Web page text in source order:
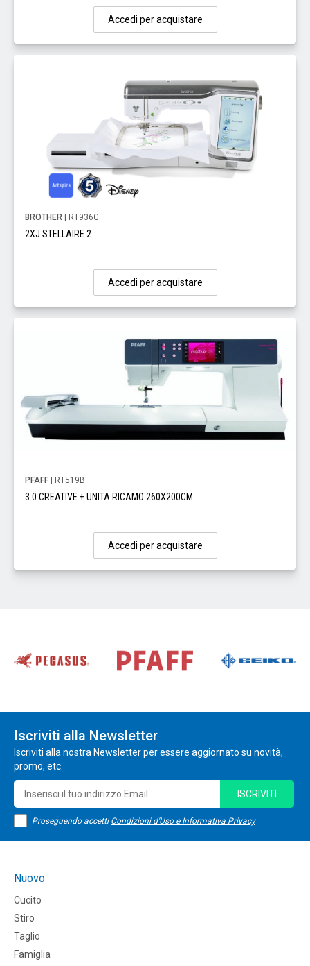
Accedi per acquistare
BROTHER | RT936G
2XJ STELLAIRE 2
Accedi per acquistare
PFAFF | RT519B
3.0 CREATIVE + UNITA RICAMO 260X200CM
Accedi per acquistare
Iscriviti alla Newsletter
Iscriviti alla nostra Newsletter per essere aggiornato su novità,
promo, etc.
Proseguendo accetti Condizioni d'Uso e Informativa Privacy
ISCRIVITI
Nuovo
Cucito
Stiro
Taglio
Famiglia